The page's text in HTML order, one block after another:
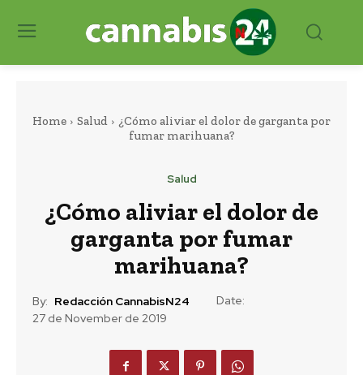
Home Salud
¿Cómo aliviar el dolor de garganta por
fumar marihuana?
Salud
¿Cómo aliviar el dolor de
garganta por fumar
marihuana?
By: Redacción CannabisN24
Date:
27 de November de 2019